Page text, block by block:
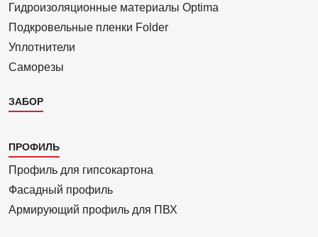
Гидроизоля­ционные материалы Optima
Подкровель­ные пленки Folder
Уплотнители
Саморезы
ЗАБОР
Каталог
3
ПРОФИЛЬ
Профиль для гипсо­картона
Фасадный профиль
Армиру­ю­щий профиль для ПВХ